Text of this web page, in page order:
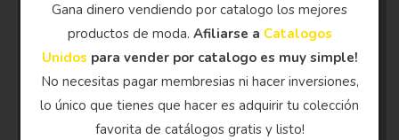
Gana dinero vendiendo por catalogo los mejores
productos de moda. Afiliarse a Catalogos
Unidos para vender por catalogo es muy simple!
No necesitas pagar membresias ni hacer inversiones,
lo único que tienes que hacer es adquirir tu colección
favorita de catálogos gratis y listo!